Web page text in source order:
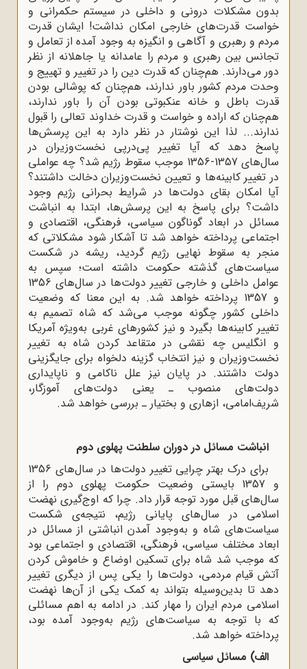
بدون مشکلات درونی و داخلی در سیستم حکمرانی و
خواست قدرت‌های خارجی امکان نداشت! ایشان قدرت
مردم و رهبری و آگاهی و انگیزه به وجود آمده از تعامل و
تجانس بین رهبری و مردم را عامدانه یا جاهلانه از نظر
دور می‌دارند. هم‌چنان که قدرت دین را در تغییر و تهییج و
وحدت مردم کشور باور ندارند، هم‌چنان که پوشالی بودن
قدرت باطل و خانه عنکبوتی بودن آن را باور ندارند،
هم‌چنان که اراده و خواست و قدرت خداوند تعالی را قبول
ندارند... لذا این نوشتار در نظر دارد به این پرسش‌ها
پاسخ دهد که آیا تغییر پی‌درپی نخست‌وزیران در
سال‌های 1357-1356 موجب سقوط رژیم شد؟ چه عواملی
در تغییر کابینه‌ها و تعیین نخست‌وزیران دخالت داشتند؟
آیا امکان بقای دولت‌ها در شرایط بحرانی رژیم وجود
داشت؟ برای پاسخ‌ به این پرسش‌ها، ابتدا به انباشت
مسائل در ابعاد گوناگون سیاسی، فرهنگی، اقتصادی و
اجتماعی پرداخته خواهد شد تا آشکار شود مشکلاتی که
منجر به سقوط نهایی رژیم گردید، ریشه در شکست
سیاست‌های گذشته حکومت داشته است؛ سپس به
عوامل داخلی و خارجی تغییر دولت‌ها در سال‌های 1356
و 1357 پرداخته خواهد شد. به این معنا که وضعیت
داخلی کشور چگونه موجب می‌شد که شاه تصمیم به
تغییر کابینه‌ها بگیرد و نیز کشورهای غربی به‌ویژه آمریکا
و انگلیس چه نقشی در متقاعد کردن شاه به تغییر
نخست‌وزیران و نیز انتخاب گزینه دلخواه برای جایگزینی
دولت داشتند. در پایان نیز علل ناکامی و ناپایداری
دولت‌های منصوب ـ یعنی دولت‌های آموزگار،
شریف‌امامی، ازهاری و بختیار ـ بررسی خواهد شد.
انباشت مسائل در دوران سلطنت پهلوی دوم
برای درک بهتر چرایی تغییر دولت‌ها در سال‌های 1356
و 1357 بایستی وضعیت حکومت پهلوی دوم را از
سال‌های قبل مورد توجه قرار داد. چرا که اوج‌گیری نهضت
اسلامی در سال‌های پایانی رژیم، نتیجه‌ی شکست
سیاست‌های شاه و به‌وجود آمدن انباشتی از مسائل در
ابعاد مختلف سیاسی، فرهنگی، اقتصادی و اجتماعی بود
که موجب شد شاه برای تسکین اوضاع و خاموش کردن
آتش قیام مردمی، دولت‌ها را یکی پس از دیگری تغییر
دهد تا بدین‌وسیله بتواند به کمک یکی از آن‌ها نهضت
اسلامی مردم ایران را مهار کند. در ادامه به اهم مسائلی
که با توجه به سیاست‌های رژیم به‌وجود آمده بود،
پرداخته خواهد شد.
الف) مسائل سیاسی